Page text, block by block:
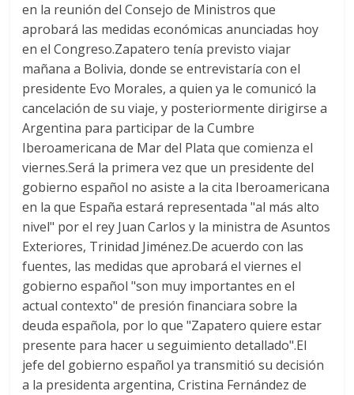
en la reunión del Consejo de Ministros que
aprobará las medidas económicas anunciadas hoy
en el Congreso.Zapatero tenía previsto viajar
mañana a Bolivia, donde se entrevistaría con el
presidente Evo Morales, a quien ya le comunicó la
cancelación de su viaje, y posteriormente dirigirse a
Argentina para participar de la Cumbre
Iberoamericana de Mar del Plata que comienza el
viernes.Será la primera vez que un presidente del
gobierno español no asiste a la cita Iberoamericana
en la que España estará representada "al más alto
nivel" por el rey Juan Carlos y la ministra de Asuntos
Exteriores, Trinidad Jiménez.De acuerdo con las
fuentes, las medidas que aprobará el viernes el
gobierno español "son muy importantes en el
actual contexto" de presión financiara sobre la
deuda española, por lo que "Zapatero quiere estar
presente para hacer u seguimiento detallado".El
jefe del gobierno español ya transmitió su decisión
a la presidenta argentina, Cristina Fernández de